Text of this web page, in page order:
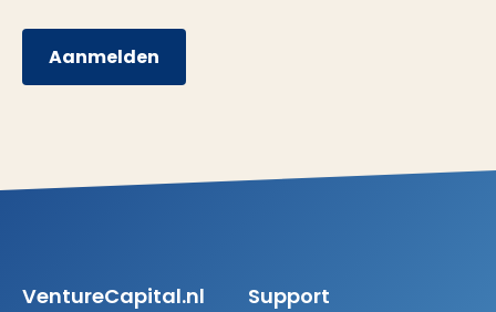
Aanmelden
VentureCapital.nl Support